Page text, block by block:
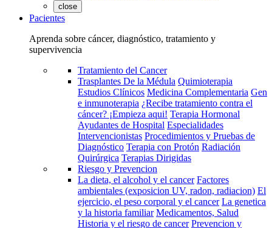
close
Pacientes
Aprenda sobre cáncer, diagnóstico, tratamiento y
supervivencia
Tratamiento del Cancer
Trasplantes De la Médula Quimioterapia
Estudios Clínicos Medicina Complementaria Gen
e inmunoterapia ¿Recibe tratamiento contra el
cáncer? ¡Empieza aqui! Terapia Hormonal
Ayudantes de Hospital Especialidades
Intervencionistas Procedimientos y Pruebas de
Diagnóstico Terapia con Protón Radiación
Quirúrgica Terapias Dirigidas
Riesgo y Prevencion
La dieta, el alcohol y el cancer Factores
ambientales (exposicion UV, radon, radiacion) El
ejercicio, el peso corporal y el cancer La genetica
y la historia familiar Medicamentos, Salud
Historia y el riesgo de cancer Prevencion y